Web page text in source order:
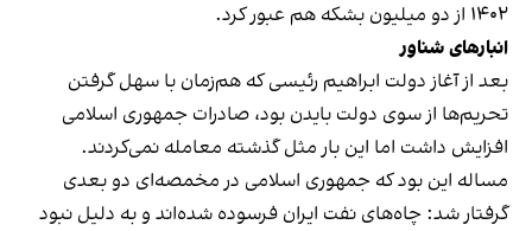
۱۴۰۲ از دو میلیون بشکه هم عبور کرد.
انبارهای شناور
بعد از آغاز دولت ابراهیم رئیسی که هم‌زمان با سهل گرفتن
تحریم‌ها از سوی دولت بایدن بود، صادرات جمهوری اسلامی
افزایش داشت اما این بار مثل گذشته معامله نمی‌کردند.
مساله این بود که جمهوری اسلامی در مخمصه‌ای دو بعدی
گرفتار شد: چاه‌های نفت ایران فرسوده شده‌اند و به دلیل نبود